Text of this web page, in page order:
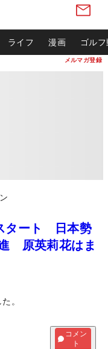
メルマガ登録
ライフ 漫画 ゴル
タート 日本勢
原英莉花はま
。
コメン
ト